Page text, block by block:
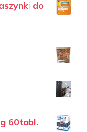
do
60tabl.